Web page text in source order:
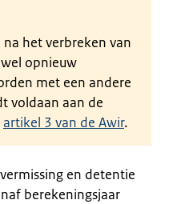
het verbreken van
opnieuw
met een andere
voldaan aan de
artikel 3 van de Awir.
en detentie
berekeningsjaar